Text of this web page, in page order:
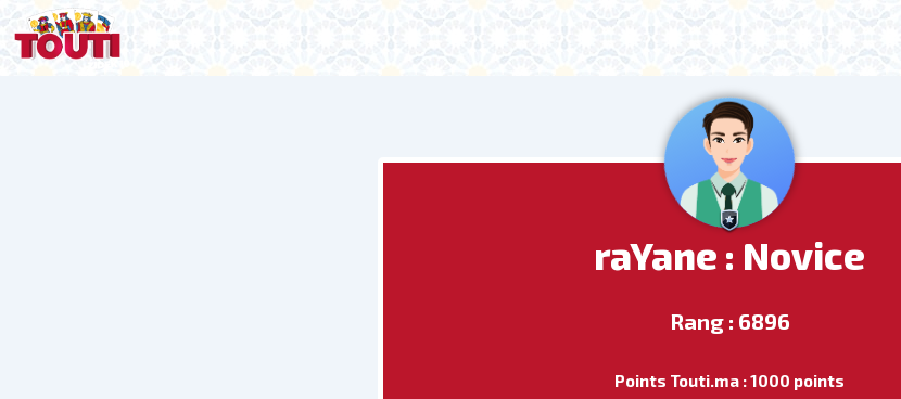
raYane : Novice
Rang : 6896
Points Touti.ma : 1000 points